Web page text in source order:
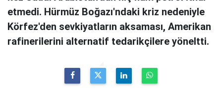
etmedi. Hürmüz Boğazı'ndaki kriz nedeniyle
Körfez'den sevkiyatların aksaması, Amerikan
rafinerilerini alternatif tedarikçilere yöneltti.